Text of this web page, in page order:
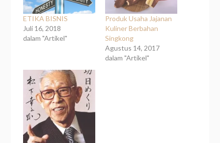
ETIKA BISNIS
Juli 16, 2018
dalam "Artikel"
Produk Usaha Jajanan
Kuliner Berbahan
Singkong
Agustus 14, 2017
dalam "Artikel"